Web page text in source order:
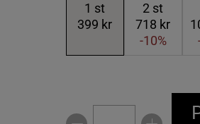
1 st
399 kr
2 st
718 kr
-10%